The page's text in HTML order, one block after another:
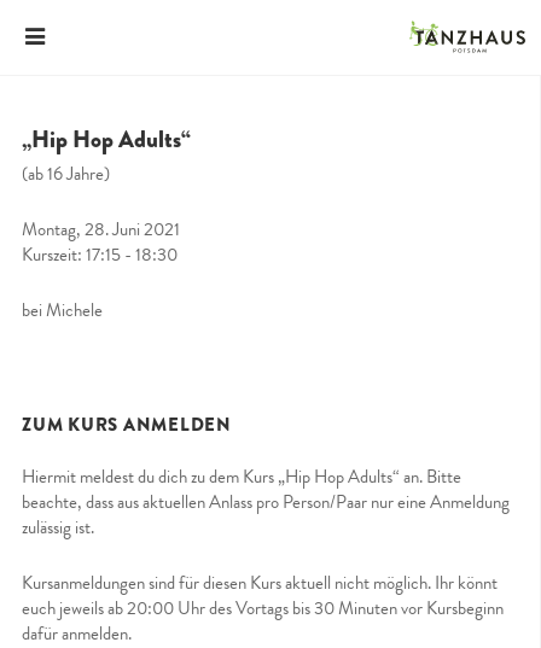
„Hip Hop Adults“
(ab 16 Jahre)
Montag, 28. Juni 2021
Kurszeit: 17:15 - 18:30
bei Michele
ZUM KURS ANMELDEN
Hiermit meldest du dich zu dem Kurs „Hip Hop Adults“ an. Bitte
beachte, dass aus aktuellen Anlass pro Person/Paar nur eine Anmeldung
zulässig ist.
Kursanmeldungen sind für diesen Kurs aktuell nicht möglich. Ihr könnt
euch jeweils ab 20:00 Uhr des Vortags bis 30 Minuten vor Kursbeginn
dafür anmelden.